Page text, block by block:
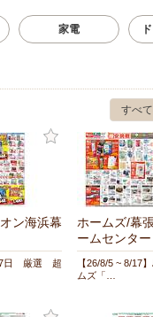
家電
すべ
ン海浜幕
7日 厳選 超
ホームズ/幕
ームセンター
【26/8/5 ~ 8/17
ムズ「…